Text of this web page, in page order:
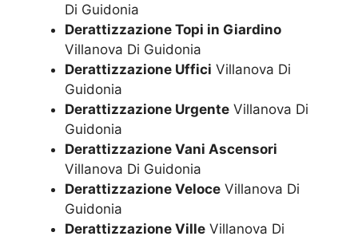
Di Guidonia
Derattizzazione Topi in Giardino
Villanova Di Guidonia
Derattizzazione Uffici Villanova Di
Guidonia
Derattizzazione Urgente Villanova Di
Guidonia
Derattizzazione Vani Ascensori
Villanova Di Guidonia
Derattizzazione Veloce Villanova Di
Guidonia
Derattizzazione Ville Villanova Di